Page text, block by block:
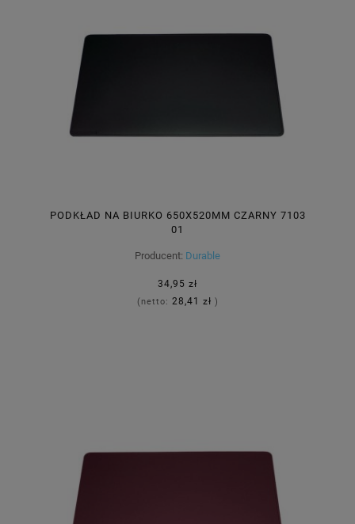
PODKŁAD NA BIURKO 650X520MM CZARNY 7103
01
Producent: Durable
34,95 zł
(netto: 28,41 zł )